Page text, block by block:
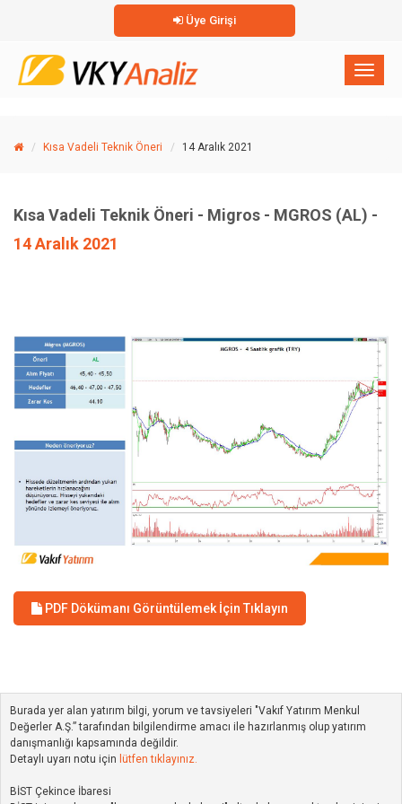
Üye Girişi
×
Kısa Vadeli Teknik Öneri 14 Aralık 2021
Kısa Vadeli Teknik Öneri - Migros - MGROS (AL) -
14 Aralık 2021
PDF Dökümanı Görüntülemek İçin Tıklayın
Burada yer alan yatırım bilgi, yorum ve tavsiyeleri "Vakıf Yatırım Menkul
Değerler A.Ş.” tarafından bilgilendirme amacı ile hazırlanmış olup yatırım
danışmanlığı kapsamında değildir.
Detaylı uyarı notu için lütfen tıklayınız.
BİST Çekince İbaresi